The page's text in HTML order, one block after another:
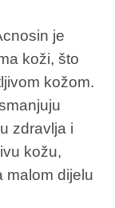
je
koži, što
kožom.
zdravlja i
kožu,
malom dijelu